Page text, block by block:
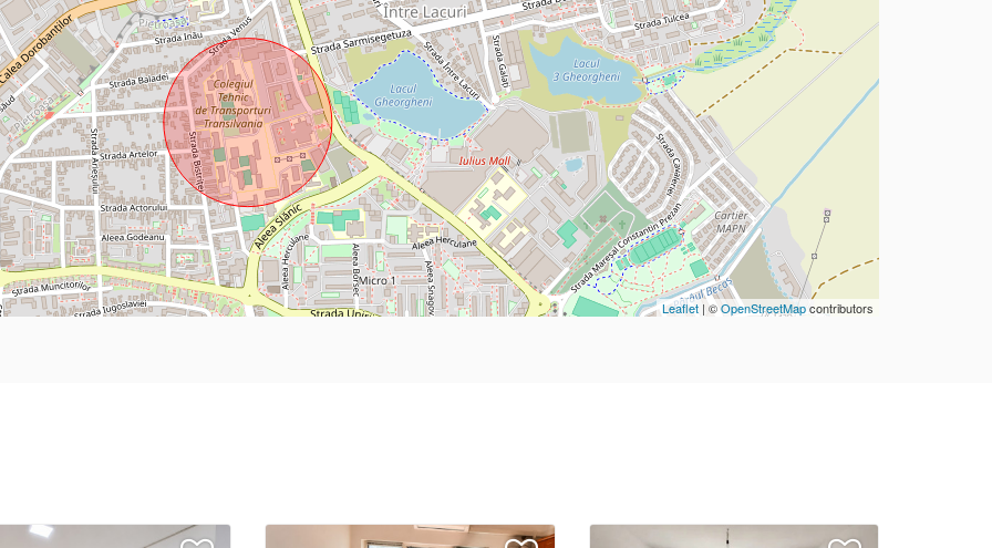
Leaflet | ©OpenStreetMapcontributors